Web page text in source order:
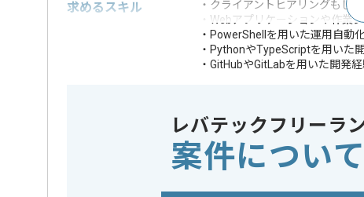
求めるスキル
・クライアントヒアリングもし
・Webアプリケーションや作業
・PowerShellを用いた運用自動
・PythonやTypeScriptを用いた
・GitHubやGitLabを用いた開発
歓迎スキル
・IISやClassic ASP
・WinDbgやPerfView
・10台以上のサーバ
・Application Insights
・金融や保険または
レバテックフリーラ
案件について